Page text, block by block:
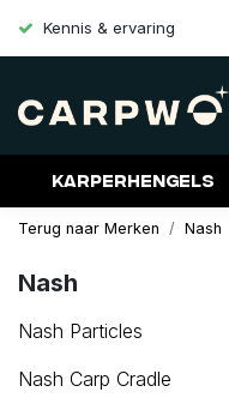
Kennis & ervaring
Karperhengels
Merken
Terug naar Merken Nash
Nash
Nash Particles
Nash Carp Cradle